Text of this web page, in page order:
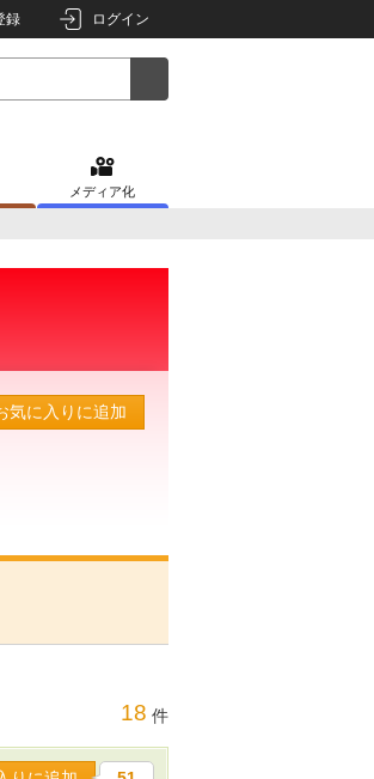
録 ログイン
メディア化
気に入りに追加
18 件